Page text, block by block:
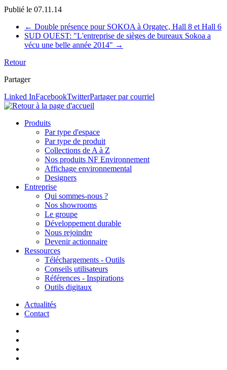
Publié le 07.11.14
← Double présence pour SOKOA à Orgatec, Hall 8 et Hall 6
SUD OUEST: "L'entreprise de sièges de bureaux Sokoa a
vécu une belle année 2014" →
Retour
Partager
Linked InFacebookTwitterPartager par courriel
Produits
Par type d'espace
Par type de produit
Collections de A à Z
Nos produits NF Environnement
Affichage environnemental
Designers
Entreprise
Qui sommes-nous ?
Nos showrooms
Le groupe
Développement durable
Nous rejoindre
Devenir actionnaire
Ressources
Téléchargements - Outils
Conseils utilisateurs
Références - Inspirations
Outils digitaux
Actualités
Contact